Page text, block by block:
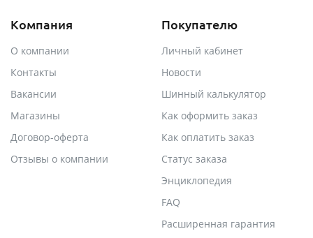
Компания
О компании
Контакты
Вакансии
Магазины
Договор-оферта
Отзывы о компании
Покупателю
Личный кабинет
Новости
Шинный калькулятор
Как оформить заказ
Как оплатить заказ
Статус заказа
Энциклопедия
FAQ
Расширенная гарантия